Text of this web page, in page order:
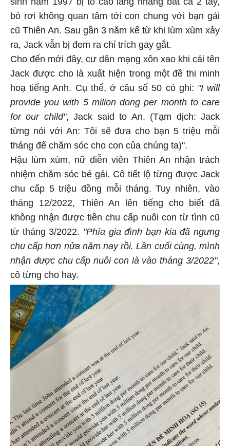
bỏ rơi không quan tâm tới con chung với bạn gái
cũ Thiên An. Sau gần 3 năm kể từ khi lùm xùm xảy
ra, Jack vẫn bị đem ra chỉ trích gay gắt.
Cho đến mới đây, cư dân mạng xôn xao khi cái tên
Jack được cho là xuất hiện trong một đề thi minh
hoạ tiếng Anh. Cụ thể, ở câu số 50 có ghi: "I will
provide you with 5 milion dong per month to care
for our child", Jack said to An. (Tạm dịch: Jack
từng nói với An: Tôi sẽ đưa cho bạn 5 triệu mỗi
tháng để chăm sóc cho con của chúng ta)".
Hậu lùm xùm, nữ diễn viên Thiên An nhận trách
nhiệm chăm sóc bé gái. Cô tiết lộ từng được Jack
chu cấp 5 triệu đồng mỗi tháng. Tuy nhiên, vào
tháng 12/2022, Thiên An lên tiếng cho biết đã
không nhận được tiền chu cấp nuôi con từ tình cũ
từ tháng 3/2022. "Phía gia đình bạn kia đã ngưng
chu cấp hơn nửa năm nay rồi. Lần cuối cùng, mình
nhận được chu cấp nuôi con là vào tháng 3/2022",
cô từng cho hay.